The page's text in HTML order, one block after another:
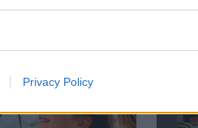
Privacy Policy